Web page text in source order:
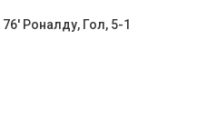
76' Роналду, Гол, 5-1